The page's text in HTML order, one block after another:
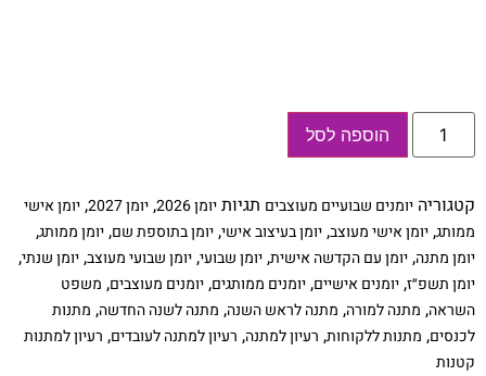
כמות
יומן
עם
שם
וסימנייה
יומן
שבועי
תשפ"ז
2026-
27
הוספה לסל
קטגוריה יומנים שבועיים מעוצבים תגיותיומן 2026 ,יומן 2027 ,יומן אישי
ממותג,יומן אישי מעוצב,יומן בעיצוב אישי,יומן בתוספת שם,יומן ממותג,
יומן מתנה,יומן עם הקדשה אישית,יומן שבועי,יומן שבועי מעוצב,יומן שנתי,
יומן תשפ״ז,יומנים אישיים,יומנים ממותגים,יומנים מעוצבים,משפט
השראה,מתנה למורה,מתנה לראש השנה,מתנה לשנה החדשה,מתנות
לכנסים,מתנות ללקוחות,רעיון למתנה,רעיון למתנה לעובדים,רעיון למתנות
קטנות